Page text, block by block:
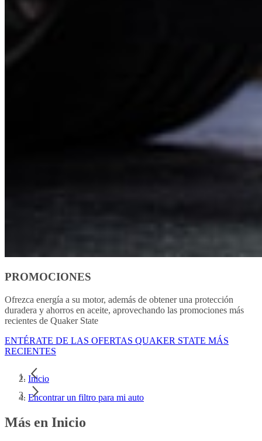
PROMOCIONES
Ofrezca energía a su motor, además de obtener una protección
duradera y ahorros en aceite, aprovechando las promociones más
recientes de Quaker State
ENTÉRATE DE LAS OFERTAS QUAKER STATE MÁS
RECIENTES
Inicio
Encontrar un filtro para mi auto
Más en Inicio